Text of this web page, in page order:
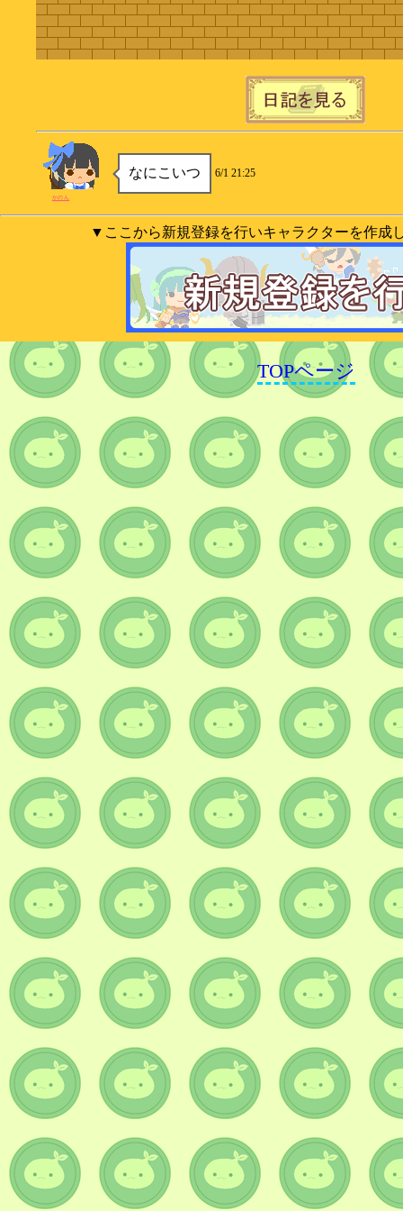
なにこいつ 6/1 21:25
かのん
▼ここから新規登録を行いキャラクターを作成
TOPページ